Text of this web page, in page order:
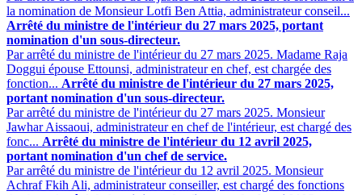
la nomination de Monsieur Lotfi Ben Attia, administrateur conseil...
Arrêté du ministre de l'intérieur du 27 mars 2025, portant
nomination d'un sous-directeur.
Par arrêté du ministre de l'intérieur du 27 mars 2025. Madame Raja
Doggui épouse Ettounsi, administrateur en chef, est chargée des
fonction... Arrêté du ministre de l'intérieur du 27 mars 2025,
portant nomination d'un sous-directeur.
Par arrêté du ministre de l'intérieur du 27 mars 2025. Monsieur
Jawhar Aissaoui, administrateur en chef de l'intérieur, est chargé des
fonc... Arrêté du ministre de l'intérieur du 12 avril 2025,
portant nomination d'un chef de service.
Par arrêté du ministre de l'intérieur du 12 avril 2025. Monsieur
Achraf Fkih Ali, administrateur conseiller, est chargé des fonctions